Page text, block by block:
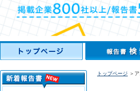
トップページ ＞